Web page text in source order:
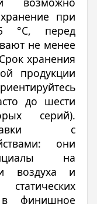
при
°C, перед
не менее
хранения
продукции
до шести
серий).
с
они
на
воздуха и
финишное